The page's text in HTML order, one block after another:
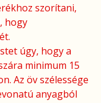
szorítani,
hogy
úgy, hogy a
minimum 15
Az öv szélessége
anyagból